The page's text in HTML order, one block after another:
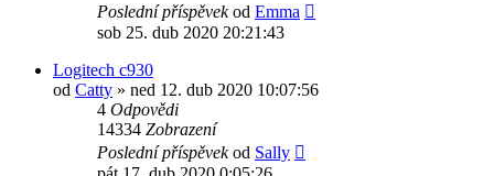
Poslední příspěvekod Emma
sob 25. dub 2020 20:21:43
Logitech c930
od Catty » ned 12. dub 2020 10:07:56
4 Odpovědi
14334 Zobrazení
Poslední příspěvekod Sally